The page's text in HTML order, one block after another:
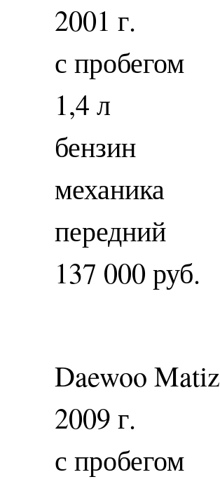
2001 г.
с пробегом
1,4 л
бензин
механика
передний
137 000 руб.
Daewoo Matiz
2009 г.
с пробегом